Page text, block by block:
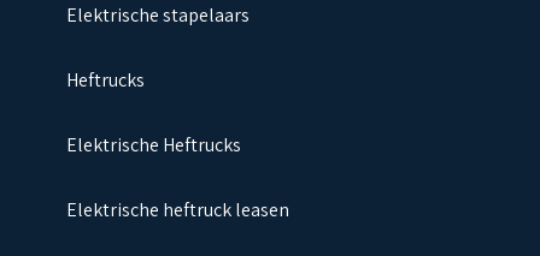
Elektrische stapelaars
Heftrucks
Elektrische Heftrucks
Elektrische heftruck leasen